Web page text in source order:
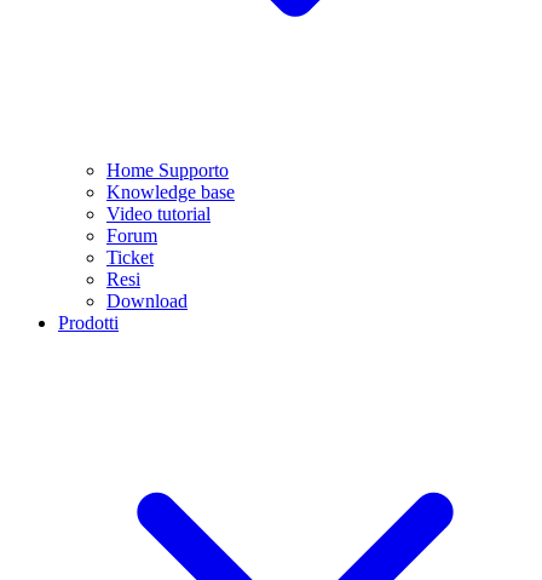
Home Supporto
Knowledge base
Video tutorial
Forum
Ticket
Resi
Download
Prodotti